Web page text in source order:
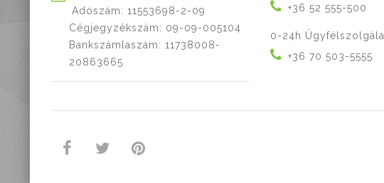
Adószám: 11553698-2-09
Cégjegyzékszám: 09-09-005104
Bankszámlaszám: 11738008-
20863665
+36 52 555-500
0-24h
+36 70 503-5555